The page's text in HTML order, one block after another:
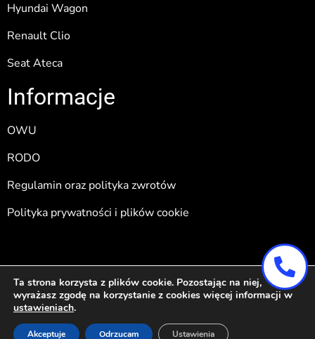
Hyundai Wagon
Renault Clio
Seat Ateca
Informacje
OWU
RODO
Regulamin oraz polityka zwrotów
Polityka prywatności i plików cookie
Pozycjonowanie i obsługa:Wertui.pl
Ta strona korzysta z plików cookie. Pozostając na niej,
wyrażasz zgodę na korzystanie z cookies więcej informacji w
ustawieniach.
Akceptuje Odrzucam Ustawienia